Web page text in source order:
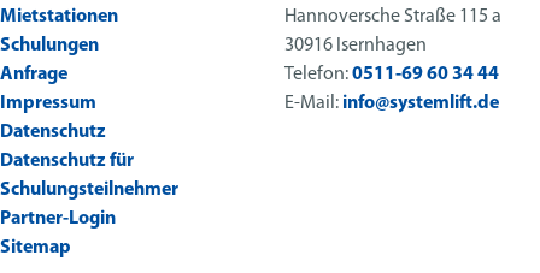
Mietstationen
Schulungen
Anfrage
Impressum
Datenschutz
Datenschutz für
Schulungsteilnehmer
Partner-Login
Sitemap
Hannoversche Straße 115 a
30916 Isernhagen
Telefon:0511-69 60 34 44
E-Mail: info@systemlift.de